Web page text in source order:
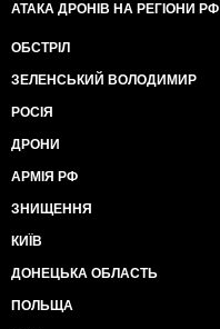
АТАКА ДРОНІВ НА РЕГІОНИ РФ
ОБСТРІЛ
ЗЕЛЕНСЬКИЙ ВОЛОДИМИР
РОСІЯ
ДРОНИ
АРМІЯ РФ
ЗНИЩЕННЯ
КИЇВ
ДОНЕЦЬКА ОБЛАСТЬ
ПОЛЬЩА